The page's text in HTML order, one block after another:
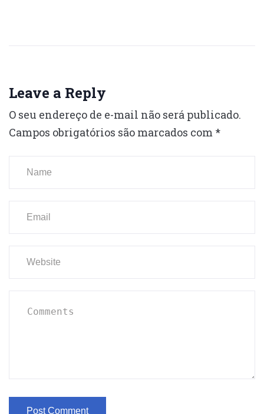
Leave a Reply
O seu endereço de e-mail não será publicado.
Campos obrigatórios são marcados com *